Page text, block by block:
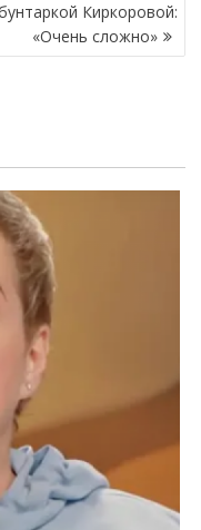
Киркоровой:
«Очень сложно»